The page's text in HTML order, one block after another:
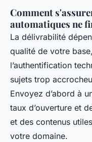
Comment
automatiques ne
La délivrabilité
qualité de votre
l’authentification
sujets trop
Envoyez d’abord à
taux d’ouverture et
et des contenus
votre domaine.